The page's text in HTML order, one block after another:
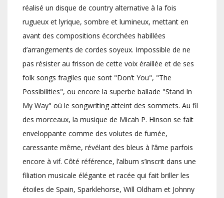
réalisé un disque de country alternative à la fois
rugueux et lyrique, sombre et lumineux, mettant en
avant des compositions écorchées habillées
d’arrangements de cordes soyeux. Impossible de ne
pas résister au frisson de cette voix éraillée et de ses
folk songs fragiles que sont "Don’t You", "The
Possibilities", ou encore la superbe ballade "Stand In
My Way" où le songwriting atteint des sommets. Au fil
des morceaux, la musique de Micah P. Hinson se fait
enveloppante comme des volutes de fumée,
caressante même, révélant des bleus à l’âme parfois
encore à vif. Côté référence, l’album s’inscrit dans une
filiation musicale élégante et racée qui fait briller les
étoiles de Spain, Sparklehorse, Will Oldham et Johnny